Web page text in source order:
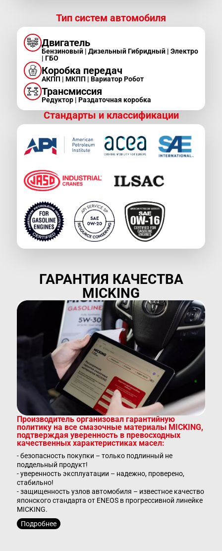
Тип систем автомобиля
Двигатель
Бензиновый | Дизельный Гибридный | Электро
| ГБО
Коробка передач
АКПП | МКПП | Вариатор Робот
Трансмиссия
Редуктор | Раздаточная коробка
Стандарты и классификации
ГАРАНТИЯ КАЧЕСТВА
MICKING
Производитель организовал гарантийную
политику на все смазочные материалы MICKING,
подтверждая уверенность в превосходных
качественных характеристиках масел:
- безопасность покупки – только подлинный не
поддельный продукт!
- уверенность эксплуатации – надежно, проверено,
стабильно!
- защищенность узлов автомобиля – известное качество
японского стандарта от ENEOS в прогрессивной линейке
MICKING.
Подробнее